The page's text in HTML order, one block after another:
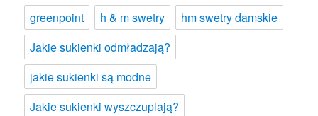
greenpoint
h & m swetry
hm swetry damskie
Jakie sukienki odmładzają?
jakie sukienki są modne
Jakie sukienki wyszczuplają?